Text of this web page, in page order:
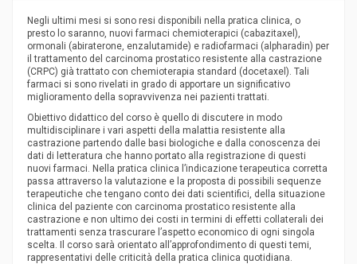
Negli ultimi mesi si sono resi disponibili nella pratica clinica, o
presto lo saranno, nuovi farmaci chemioterapici (cabazitaxel),
ormonali (abiraterone, enzalutamide) e radiofarmaci (alpharadin) per
il trattamento del carcinoma prostatico resistente alla castrazione
(CRPC) già trattato con chemioterapia standard (docetaxel). Tali
farmaci si sono rivelati in grado di apportare un significativo
miglioramento della sopravvivenza nei pazienti trattati.
Obiettivo didattico del corso è quello di discutere in modo
multidisciplinare i vari aspetti della malattia resistente alla
castrazione partendo dalle basi biologiche e dalla conoscenza dei
dati di letteratura che hanno portato alla registrazione di questi
nuovi farmaci. Nella pratica clinica l’indicazione terapeutica corretta
passa attraverso la valutazione e la proposta di possibili sequenze
terapeutiche che tengano conto dei dati scientifici, della situazione
clinica del paziente con carcinoma prostatico resistente alla
castrazione e non ultimo dei costi in termini di effetti collaterali dei
trattamenti senza trascurare l’aspetto economico di ogni singola
scelta. Il corso sarà orientato all’approfondimento di questi temi,
rappresentativi delle criticità della pratica clinica quotidiana.